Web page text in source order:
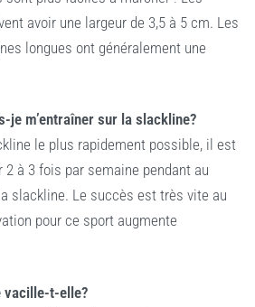
avoir une largeur de 3,5 à 5 cm. Les
longues ont généralement une
je m’entraîner sur la slackline?
le plus rapidement possible, il est
2 à 3 fois par semaine pendant au
slackline. Le succès est très vite au
pour ce sport augmente
vacille-t-elle?